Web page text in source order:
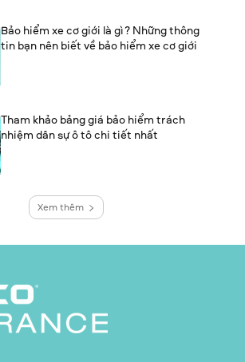
Bảo hiểm xe cơ giới là gì? Những thông
tin bạn nên biết về bảo hiểm xe cơ giới
Tham khảo bảng giá bảo hiểm trách
nhiệm dân sự ô tô chi tiết nhất
Xem thêm